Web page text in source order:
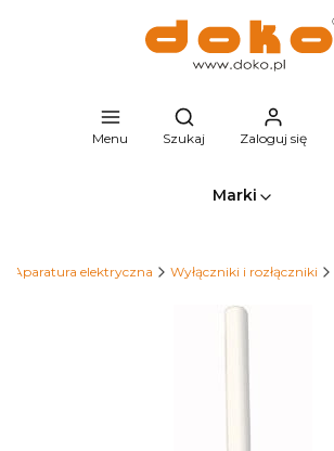
Menu
Otwórz
Szukaj Zaloguj się
Marki
Aparatura elektryczna Wyłączniki i rozłączniki